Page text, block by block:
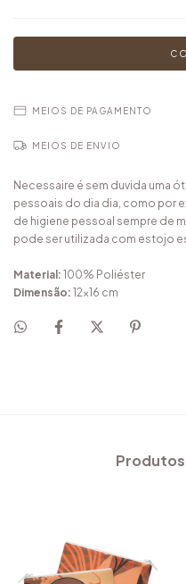
MEIOS DE PAGAMENTO
MEIOS DE ENVIO
Necessaire é sem duvida uma
pessoais do dia dia, como por
de higiene pessoal sempre de
pode ser utilizada com estojo
Material: 100% Poliéster
Dimensão: 12x16 cm